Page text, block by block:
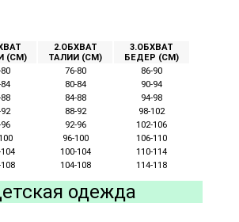
(СМ)
2.ОБХВАТ
ТАЛИИ (СМ)
3.ОБХВАТ
БЕДЕР (СМ)
76-80
86-90
80-84
90-94
84-88
94-98
92 88-92
98-102
92-96
102-106
96-100
106-110
100-104
110-114
104-108 114-118
одежда